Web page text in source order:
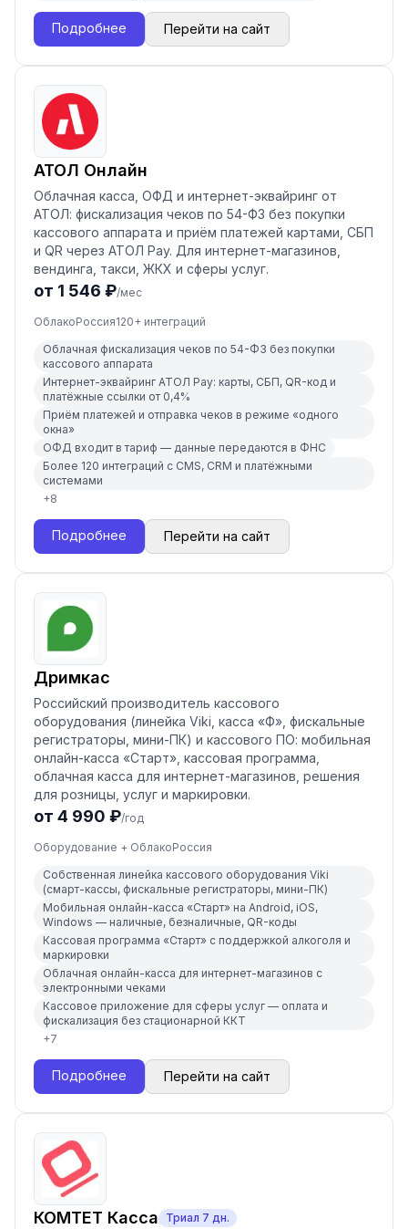
Подробнее Перейти на сайт
АТОЛ Онлайн
Облачная касса, ОФД и интернет-эквайринг от
АТОЛ: фискализация чеков по 54-ФЗ без покупки
кассового аппарата и приём платежей картами, СБП
и QR через АТОЛ Pay. Для интернет-магазинов,
вендинга, такси, ЖКХ и сферы услуг.
от 1 546 ₽/мес
ОблакоРоссия120+ интеграций
Облачная фискализация чеков по 54-ФЗ без покупки
кассового аппарата
Интернет-эквайринг АТОЛ Pay: карты, СБП, QR-код и
платёжные ссылки от 0,4%
Приём платежей и отправка чеков в режиме «одного
окна»
ОФД входит в тариф — данные передаются в ФНС
Более 120 интеграций с CMS, CRM и платёжными
системами
+8
Подробнее Перейти на сайт
Дримкас
Российский производитель кассового
оборудования (линейка Viki, касса «Ф», фискальные
регистраторы, мини-ПК) и кассового ПО: мобильная
онлайн-касса «Старт», кассовая программа,
облачная касса для интернет-магазинов, решения
для розницы, услуг и маркировки.
от 4 990 ₽/год
Оборудование + ОблакоРоссия
Собственная линейка кассового оборудования Viki
(смарт-кассы, фискальные регистраторы, мини-ПК)
Мобильная онлайн-касса «Старт» на Android, iOS,
Windows — наличные, безналичные, QR-коды
Кассовая программа «Старт» с поддержкой алкоголя и
маркировки
Облачная онлайн-касса для интернет-магазинов с
электронными чеками
Кассовое приложение для сферы услуг — оплата и
фискализация без стационарной ККТ
+7
Подробнее Перейти на сайт
КОМТЕТ Касса Триал 7 дн.